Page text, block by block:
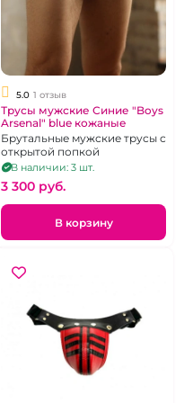
5.0 1 отзыв
Трусы мужские Синие "Boys
Arsenal" blue кожаные
Брутальные мужские трусы с
открытой попкой
В наличии: 3 шт.
3 300 pуб.
В корзину